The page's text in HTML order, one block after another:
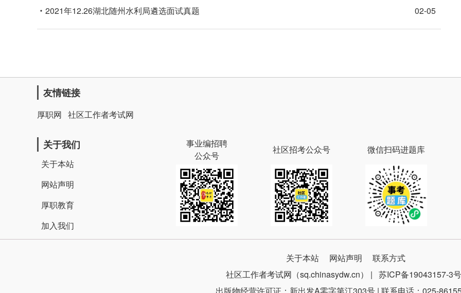
2021年12.26湖北随州水利局遴选面试真题
02-05
友情链接
厚职网 社区工作者考试网
关于我们
关于本站
网站声明
厚职教育
加入我们
事业编招聘
公众号
社区招考公众号 微信扫码进题库
关于本站 网站声明
联系方式
社区工作者考试网（sq.chinasydw.cn） | 苏ICP备19043157-3号